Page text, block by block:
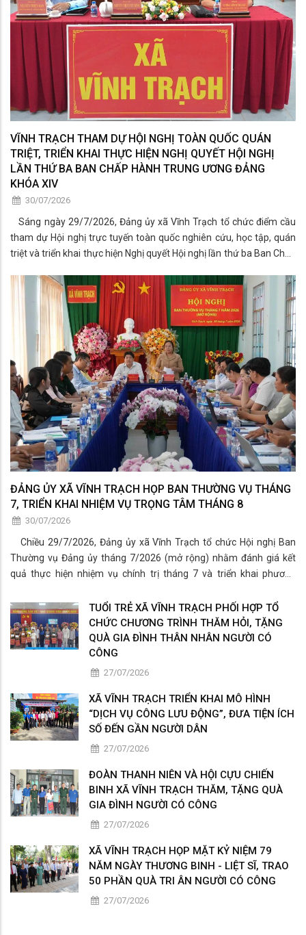
VĨNH TRẠCH THAM DỰ HỘI NGHỊ TOÀN QUỐC QUÁN
TRIỆT, TRIỂN KHAI THỰC HIỆN NGHỊ QUYẾT HỘI NGHỊ
LẦN THỨ BA BAN CHẤP HÀNH TRUNG ƯƠNG ĐẢNG
KHÓA XIV
30/07/2026
Sáng ngày 29/7/2026, Đảng ủy xã Vĩnh Trạch tổ chức điểm cầu
tham dự Hội nghị trực tuyến toàn quốc nghiên cứu, học tập, quán
triệt và triển khai thực hiện Nghị quyết Hội nghị lần thứ ba Ban Chấp
ĐẢNG ỦY XÃ VĨNH TRẠCH HỌP BAN THƯỜNG VỤ THÁNG
7, TRIỂN KHAI NHIỆM VỤ TRỌNG TÂM THÁNG 8
30/07/2026
Chiều 29/7/2026, Đảng ủy xã Vĩnh Trạch tổ chức Hội nghị Ban
Thường vụ Đảng ủy tháng 7/2026 (mở rộng) nhằm đánh giá kết
quả thực hiện nhiệm vụ chính trị tháng 7 và triển khai phương
TUỔI TRẺ XÃ VĨNH TRẠCH PHỐI HỢP TỔ
CHỨC CHƯƠNG TRÌNH THĂM HỎI, TẶNG
QUÀ GIA ĐÌNH THÂN NHÂN NGƯỜI CÓ
CÔNG
27/07/2026
XÃ VĨNH TRẠCH TRIỂN KHAI MÔ HÌNH
“DỊCH VỤ CÔNG LƯU ĐỘNG”, ĐƯA TIỆN ÍCH
SỐ ĐẾN GẦN NGƯỜI DÂN
27/07/2026
ĐOÀN THANH NIÊN VÀ HỘI CỰU CHIẾN
BINH XÃ VĨNH TRẠCH THĂM, TẶNG QUÀ
GIA ĐÌNH NGƯỜI CÓ CÔNG
27/07/2026
XÃ VĨNH TRẠCH HỌP MẶT KỶ NIỆM 79
NĂM NGÀY THƯƠNG BINH - LIỆT SĨ, TRAO
50 PHẦN QUÀ TRI ÂN NGƯỜI CÓ CÔNG
27/07/2026